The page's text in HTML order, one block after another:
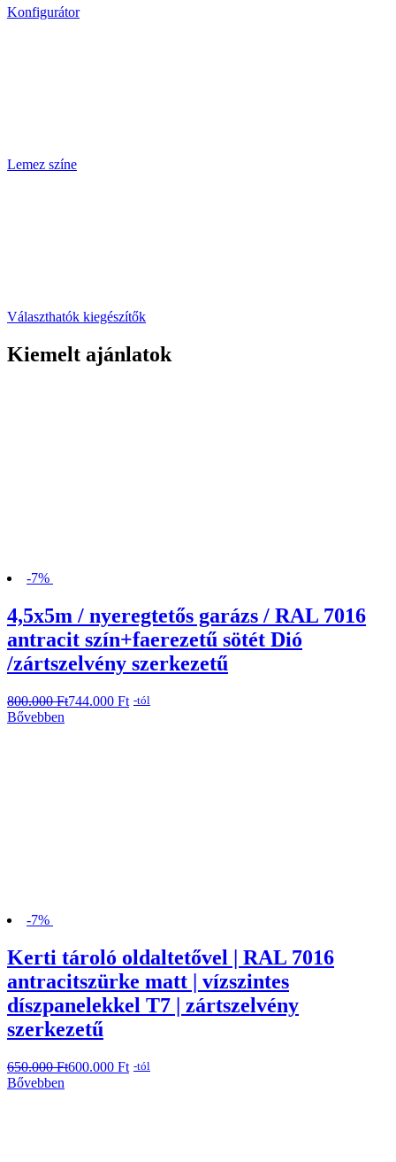
Konfigurátor
Lemez színe
Választhatók kiegészítők
Kiemelt ajánlatok
-7%
4,5x5m / nyeregtetős garázs / RAL 7016
antracit szín+faerezetű sötét Dió
/zártszelvény szerkezetű
-tól
800.000Ft
Original
price
744.000 Ft
Current
price
Bővebben
-7%
Kerti tároló oldaltetővel | RAL 7016
antracitszürke matt | vízszintes
díszpanelekkel T7 | zártszelvény
szerkezetű
-tól
650.000Ft
Original
price
600.000 Ft
Current
price
Bővebben